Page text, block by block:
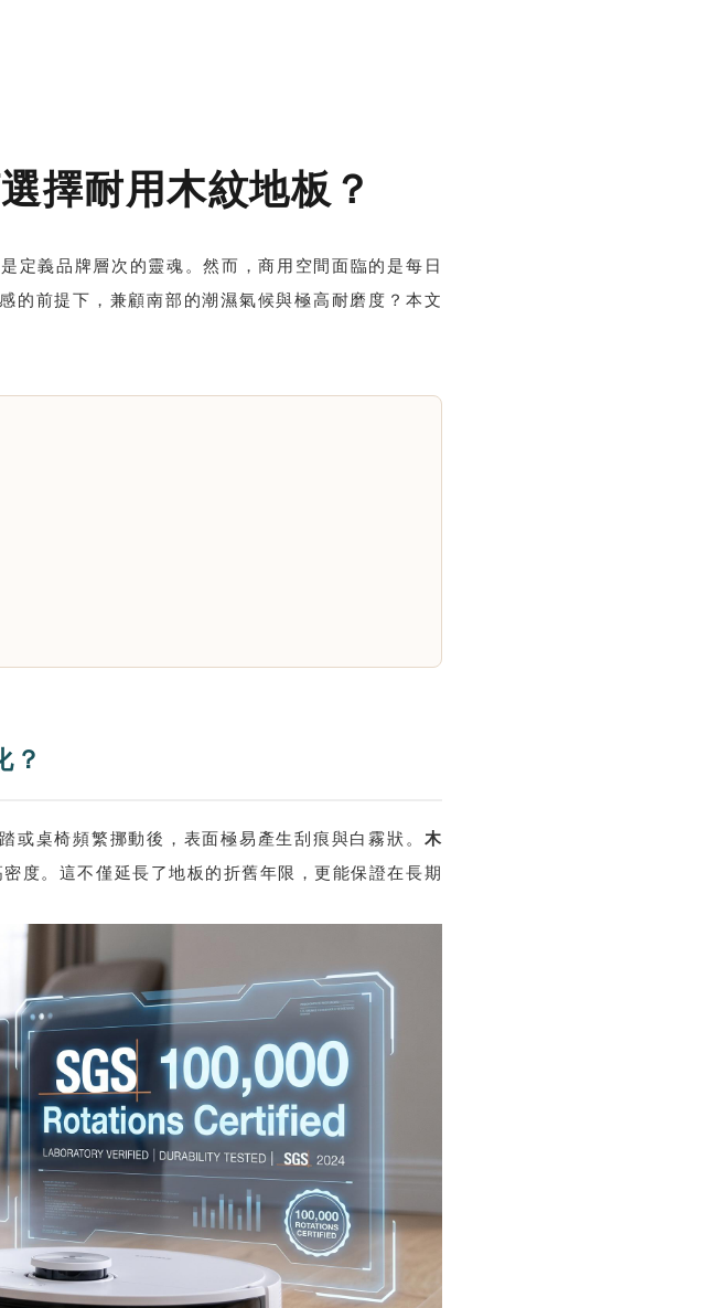
擇耐用木紋地板？
定義品牌層次的靈魂。然而，商用空間面臨的是每日
的前提下，兼顧南部的潮濕氣候與極高耐磨度？本文
？
或桌椅頻繁挪動後，表面極易產生刮痕與白霧狀。 木
密度。這不僅延長了地板的折舊年限，更能保證在長期